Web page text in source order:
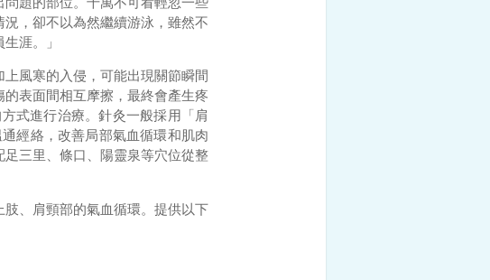
，卻不以為然繼續游泳，雖然不
生涯。」
風寒的入侵，可能出現關節瞬間
表面間相互摩擦，最終會產生疼
式進行治療。針灸一般採用「肩
經絡，改善局部氣血循環和肌肉
三里、條口、陽靈泉等穴位從整
、肩頸部的氣血循環。提供以下